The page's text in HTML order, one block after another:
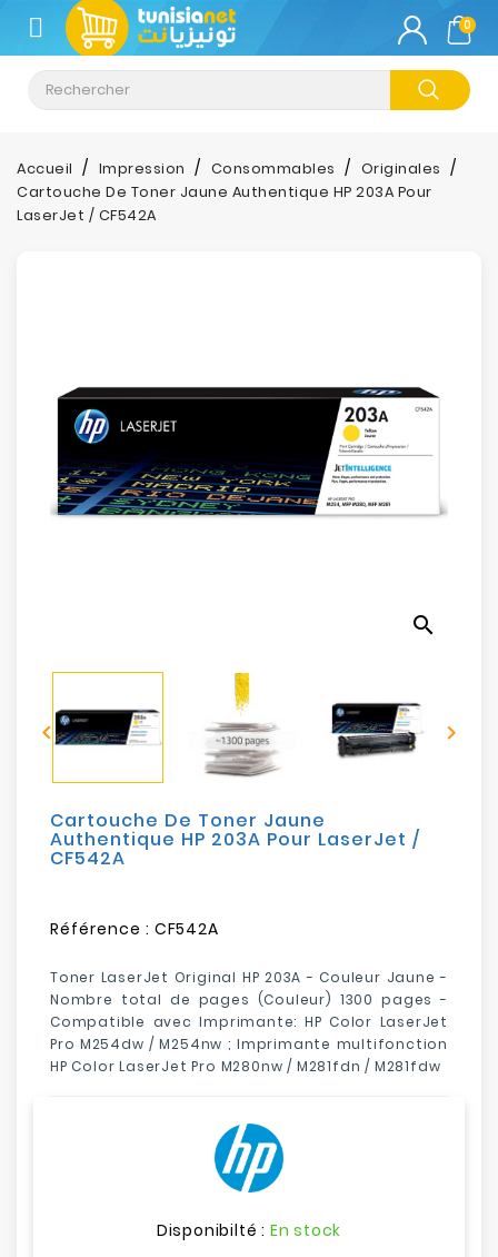
CATÉGORIE
Climatisation
Informatique
Téléphonie
Photos
Electroménager
Sécurité
Mobilités
Loisirs
0
Accueil Impression Consommables
Originales
Cartouche De Toner Jaune Authentique HP 203A Pour
LaserJet / CF542A
search
 
Cartouche De Toner Jaune
Authentique HP 203A Pour LaserJet /
CF542A
Référence : CF542A
Toner LaserJet Original HP 203A - Couleur Jaune -
Nombre total de pages (Couleur) 1300 pages -
Compatible avec Imprimante: HP Color LaserJet
Pro M254dw / M254nw ; Imprimante multifonction
HP Color LaserJet Pro M280nw / M281fdn / M281fdw
Disponibilté : En stock